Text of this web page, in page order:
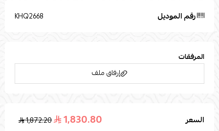
رخام رقم الموديل KHQ2668
المرفقات
إرفاق ملف
اسحب و افلت الملف هنا
السعر 1,830.80
1,872.20